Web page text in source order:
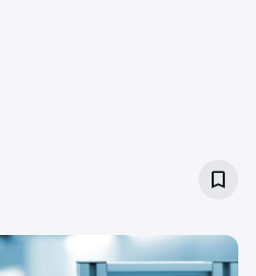
bookmark_border